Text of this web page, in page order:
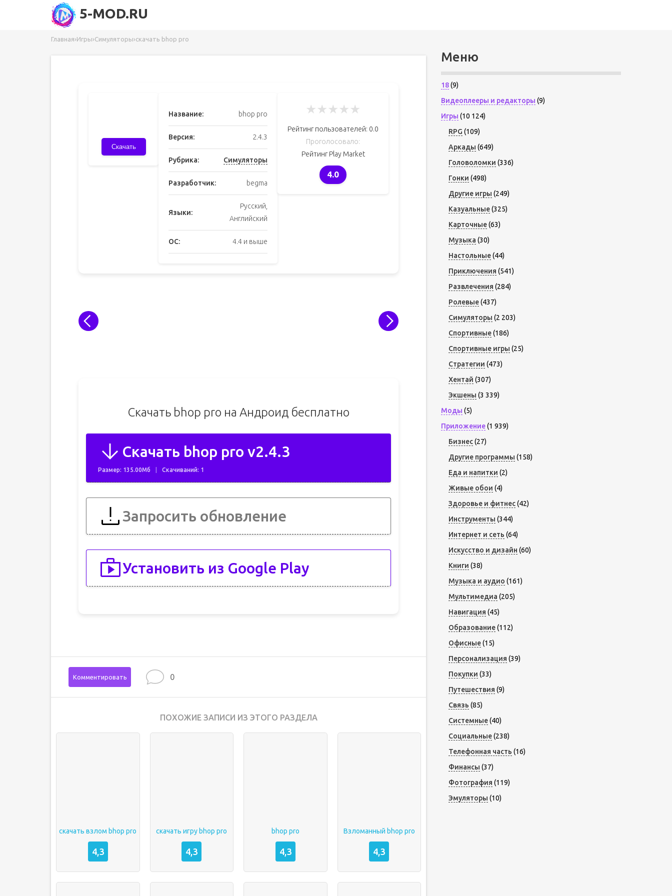
5-MOD.RU
Главная›Игры›Симуляторы›скачать bhop pro
Скачать
Название: bhop pro
Версия: 2.4.3
Рубрика: Симуляторы
Разработчик: begma
Языки:
Русский,
Английский
ОС: 4.4 и выше
★★★★★
Рейтинг пользователей: 0.0
Проголосовало:
Рейтинг Play Market
4.0
Скачать bhop pro на Андроид бесплатно
Скачать bhop pro v2.4.3
Размер: 135.00Мб Скачиваний: 1
Запросить обновление
Установить из Google Play
Комментировать 0
ПОХОЖИЕ ЗАПИСИ ИЗ ЭТОГО РАЗДЕЛА
скачать взлом bhop pro
4,3
скачать игру bhop pro
4,3
bhop pro
4,3
Взломанный bhop pro
4,3
Меню
18(9)
Видеоплееры и редакторы (9)
Игры (10 124)
RPG (109)
Аркады (649)
Головоломки (336)
Гонки (498)
Другие игры (249)
Казуальные(325)
Карточные(63)
Музыка (30)
Настольные(44)
Приключения (541)
Развлечения (284)
Ролевые(437)
Симуляторы (2 203)
Спортивные(186)
Спортивные игры (25)
Стратегии (473)
Хентай (307)
Экшены (3 339)
Моды (5)
Приложение(1 939)
Бизнес(27)
Другие программы (158)
Еда и напитки (2)
Живые обои (4)
Здоровье и фитнес(42)
Инструменты (344)
Интернет и сеть (64)
Искусство и дизайн (60)
Книги (38)
Музыка и аудио (161)
Мультимедиа (205)
Навигация (45)
Образование(112)
Офисные(15)
Персонализация (39)
Покупки (33)
Путешествия (9)
Связь (85)
Системные(40)
Социальные(238)
Телефонная часть (16)
Финансы (37)
Фотография (119)
Эмуляторы (10)